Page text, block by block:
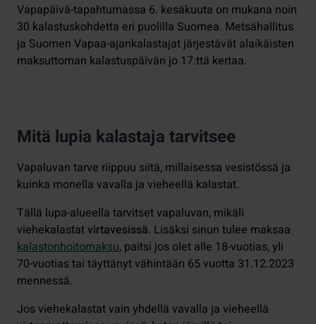
Vapapäivä-tapahtumassa 6. kesäkuuta on mukana noin
30 kalastuskohdetta eri puolilla Suomea. Metsähallitus
ja Suomen Vapaa-ajankalastajat järjestävät alaikäisten
maksuttoman kalastuspäivän jo 17:ttä kertaa.
Mitä lupia kalastaja tarvitsee
Vapaluvan tarve riippuu siitä, millaisessa vesistössä ja
kuinka monella vavalla ja vieheellä kalastat.
Tällä lupa-alueella tarvitset vapaluvan, mikäli
viehekalastatvirtavesissä. Lisäksi sinun tulee maksaa
kalastonhoitomaksu, paitsi jos olet alle 18-vuotias, yli
70-vuotias tai täyttänyt vähintään 65 vuotta 31.12.2023
mennessä.
Jos viehekalastat vain yhdellä vavalla ja vieheellä